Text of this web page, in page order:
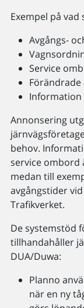
Exempel på
Avgångs-
Service
Information
Annonsering
behov.
service ombord
medan till
avgångstider
Trafikverket.
De systemstöd
tillhandahåller
DUA/Duwa:
Planno
när en ny